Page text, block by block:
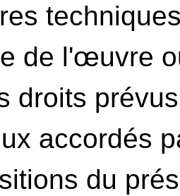
de l'œuvre
droits
accordés
du